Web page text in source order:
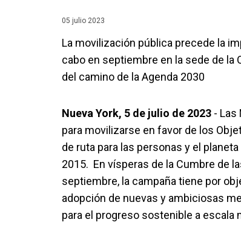
05 julio 2023
La movilización pública precede la
cabo en septiembre en la sede de la
del camino de la Agenda 2030
Nueva York, 5 de julio de 2023 - Las
para movilizarse en favor de los
de ruta para las personas y el
2015. En vísperas de la Cumbre de
septiembre, la campaña tiene por
adopción de nuevas y ambiciosas
para el progreso sostenible a escala